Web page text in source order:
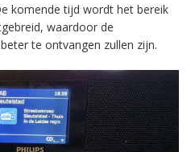
komende tijd wordt het bereik
waardoor de
te ontvangen zullen zijn.